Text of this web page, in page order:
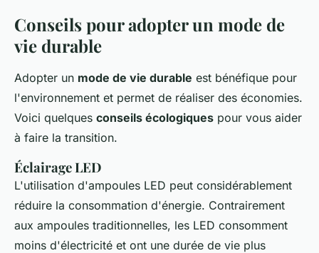
Conseils pour adopter un mode de
vie durable
Adopter un mode de vie durable est bénéfique pour
l'environnement et permet de réaliser des économies.
Voici quelques conseils écologiques pour vous aider
à faire la transition.
Éclairage LED
L'utilisation d'ampoules LED peut considérablement
réduire la consommation d'énergie. Contrairement
aux ampoules traditionnelles, les LED consomment
moins d'électricité et ont une durée de vie plus